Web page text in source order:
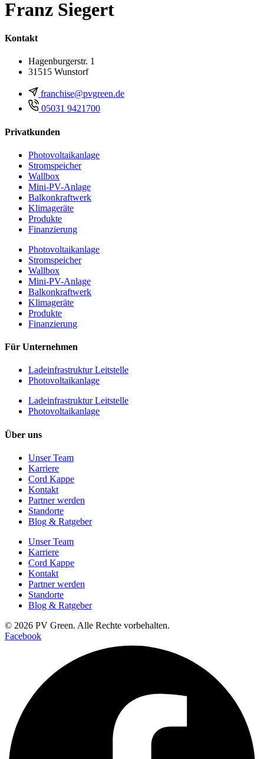
Franz Siegert
Kontakt
Hagenburgerstr. 1
31515 Wunstorf
franchise@pvgreen.de
05031 9421700
Privatkunden
Photovoltaikanlage
Stromspeicher
Wallbox
Mini-PV-Anlage
Balkonkraftwerk
Klimageräte
Produkte
Finanzierung
Photovoltaikanlage
Stromspeicher
Wallbox
Mini-PV-Anlage
Balkonkraftwerk
Klimageräte
Produkte
Finanzierung
Für Unternehmen
Ladeinfrastruktur Leitstelle
Photovoltaikanlage
Ladeinfrastruktur Leitstelle
Photovoltaikanlage
Über uns
Unser Team
Karriere
Cord Kappe
Kontakt
Partner werden
Standorte
Blog & Ratgeber
Unser Team
Karriere
Cord Kappe
Kontakt
Partner werden
Standorte
Blog & Ratgeber
© 2026 PV Green. Alle Rechte vorbehalten.
Facebook